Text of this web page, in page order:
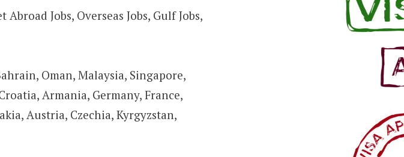
Jobs, Overseas Jobs, Gulf Jobs,
Oman, Malaysia, Singapore,
Armania, Germany, France,
Austria, Czechia, Kyrgyzstan,